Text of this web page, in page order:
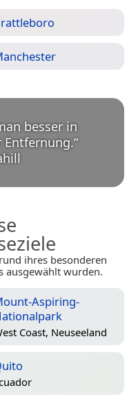
besser in
Entfernung. “
ihres besonderen
ausgewählt wurden.
Aspiring-
Coast, Neuseeland